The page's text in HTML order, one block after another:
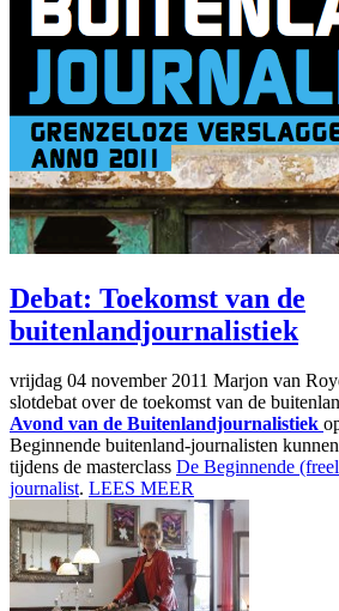
Debat: Toekomst van de
buitenlandjournalistiek
vrijdag 04 november 2011 Marjon van
slotdebat over de toekomst van de
Avond van de Buitenlandjournalistiek
Beginnende buitenland-journalisten
tijdens de masterclass De Beginnende
journalist. LEES MEER